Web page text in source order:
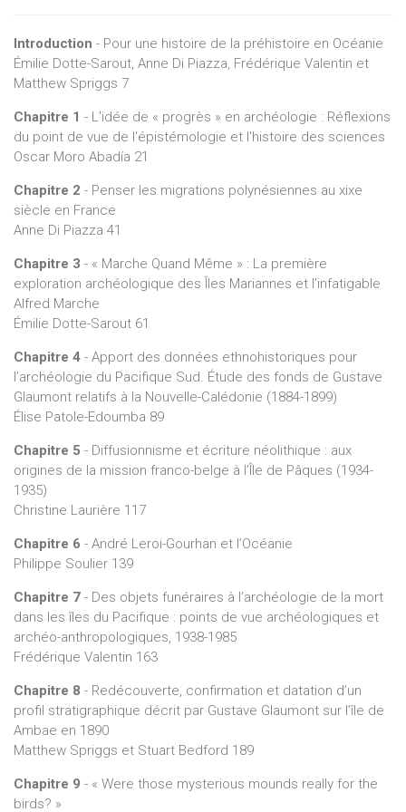
informé sur notre propre passé disciplinaire. Elles permettent
à chacun de questionner l’héritage intellectuel, sociopolitique
et même idéologique et personnel porté plus ou moins
circulation et à la transmission des savoirs et des pratiques.
Ces questions de représentation touchent aussi à l’utilisation
et l’intégration des récits archéologiques dans les discours
identitaires. Elles évoquent enfin la responsabilité que la
science et les scientifiques peuvent endosser dans la
diffusion et la clarification de certaines idées et
connaissances.
Introduction - Pour une histoire de la préhistoire en Océanie
Émilie Dotte-Sarout, Anne Di Piazza, Frédérique Valentin et
Matthew Spriggs 7
Chapitre 1 - L'idée de « progrès » en archéologie : Réflexions
du point de vue de l'épistémologie et l'histoire des sciences
Oscar Moro Abadía 21
Chapitre 2 - Penser les migrations polynésiennes au xixe
siècle en France
Anne Di Piazza 41
Chapitre 3 - « Marche Quand Même » : La première
exploration archéologique des Îles Mariannes et l’infatigable
Alfred Marche
Émilie Dotte-Sarout 61
Chapitre 4 - Apport des données ethnohistoriques pour
l’archéologie du Pacifique Sud. Étude des fonds de Gustave
Glaumont relatifs à la Nouvelle-Calédonie (1884-1899)
Élise Patole-Edoumba 89
Chapitre 5 - Diffusionnisme et écriture néolithique : aux
origines de la mission franco-belge à l’Île de Pâques (1934-
1935)
Christine Laurière 117
Chapitre 6 - André Leroi-Gourhan et l’Océanie
Philippe Soulier 139
Chapitre 7 - Des objets funéraires à l’archéologie de la mort
dans les îles du Pacifique : points de vue archéologiques et
archéo-anthropologiques, 1938-1985
Frédérique Valentin 163
Chapitre 8 - Redécouverte, confirmation et datation d’un
profil stratigraphique décrit par Gustave Glaumont sur l’île de
Ambae en 1890
Matthew Spriggs et Stuart Bedford 189
Chapitre 9 - « Were those mysterious mounds really for the
birds? »